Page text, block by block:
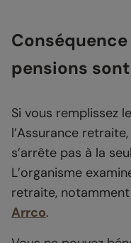
pensions
Si vous remplissez
l’Assurance
s’arrête pas à la
L’organisme
retraite,
Arrco.